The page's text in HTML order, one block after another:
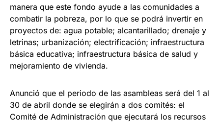
manera que este fondo ayude a las comunidades a
combatir la pobreza, por lo que se podrá invertir en
proyectos de: agua potable; alcantarillado; drenaje y
letrinas; urbanización; electrificación; infraestructura
básica educativa; infraestructura básica de salud y
mejoramiento de vivienda.
Anunció que el periodo de las asambleas será del 1 al
30 de abril donde se elegirán a dos comités: el
Comité de Administración que ejecutará los recursos